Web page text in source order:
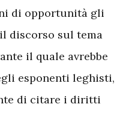
di opportunità gli
discorso sul tema
il quale avrebbe
esponenti leghisti,
di citare i diritti